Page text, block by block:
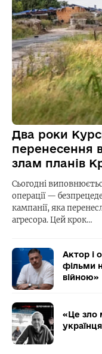
Два роки
перенесення
злам планів
Сьогодні
операції —
кампанії, яка
агресора. Цей крок…
Актор і
фільми
війною»
«Це зло